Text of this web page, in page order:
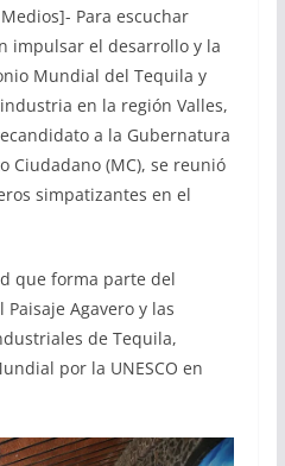
Medios]- Para escuchar
impulsar el desarrollo y la
Mundial del Tequila y
en la región Valles,
a la Gubernatura
Ciudadano (MC), se reunió
simpatizantes en el
que forma parte del
Agavero y las
de Tequila,
por la UNESCO en